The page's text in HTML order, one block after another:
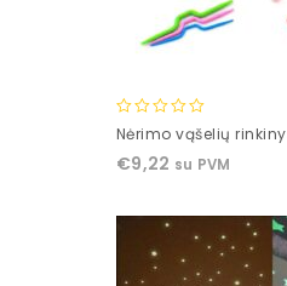
0
of
Nėrimo vąšelių
€9,22 su PVM